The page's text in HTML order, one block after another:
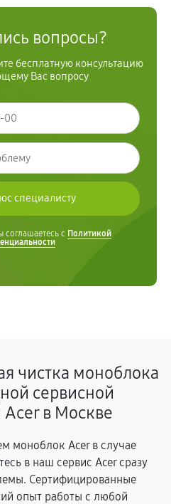
вопросы?
бесплатную консультацию
Вас вопросу
соглашаетесь с Политикой
чистка моноблока
сервисной
Acer в Москве
моноблок Acer в случае
в наш сервис Acer сразу
Сертифицированные
опыт работы с любой